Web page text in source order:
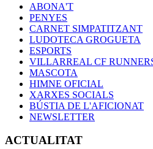
ABONA'T
PENYES
CARNET SIMPATITZANT
LUDOTECA GROGUETA
ESPORTS
VILLARREAL CF
MASCOTA
HIMNE OFICIAL
XARXES SOCIALS
BÚSTIA DE L'AFICIONAT
NEWSLETTER
ACTUALITAT